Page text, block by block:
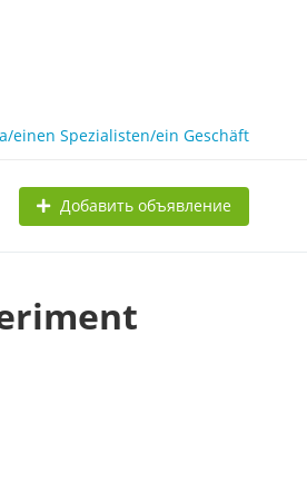
einen Spezialisten/ein Geschäft
Добавить объявление